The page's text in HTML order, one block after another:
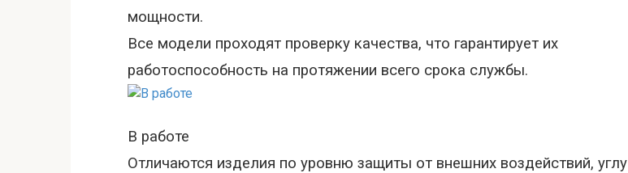
мощности.
Все модели проходят проверку качества, что гарантирует их
работоспособность на протяжении всего срока службы.
В работе
Отличаются изделия по уровню защиты от внешних воздействий, углу